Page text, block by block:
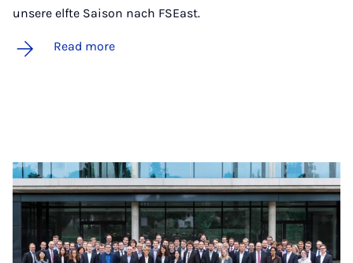
unsere elfte Saison nach FSEast.
Read more